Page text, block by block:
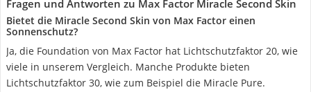
Fragen und Antworten zu Max Factor Miracle Second Skin
Bietet die Miracle Second Skin von Max Factor einen
Sonnenschutz?
Ja, die Foundation von Max Factor hat Lichtschutzfaktor 20, wie
viele in unserem Vergleich. Manche Produkte bieten
Lichtschutzfaktor 30, wie zum Beispiel die Miracle Pure.